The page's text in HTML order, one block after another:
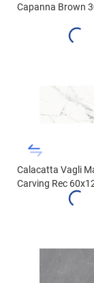
Capanna Brown
Calacatta Vagli
Carving Rec